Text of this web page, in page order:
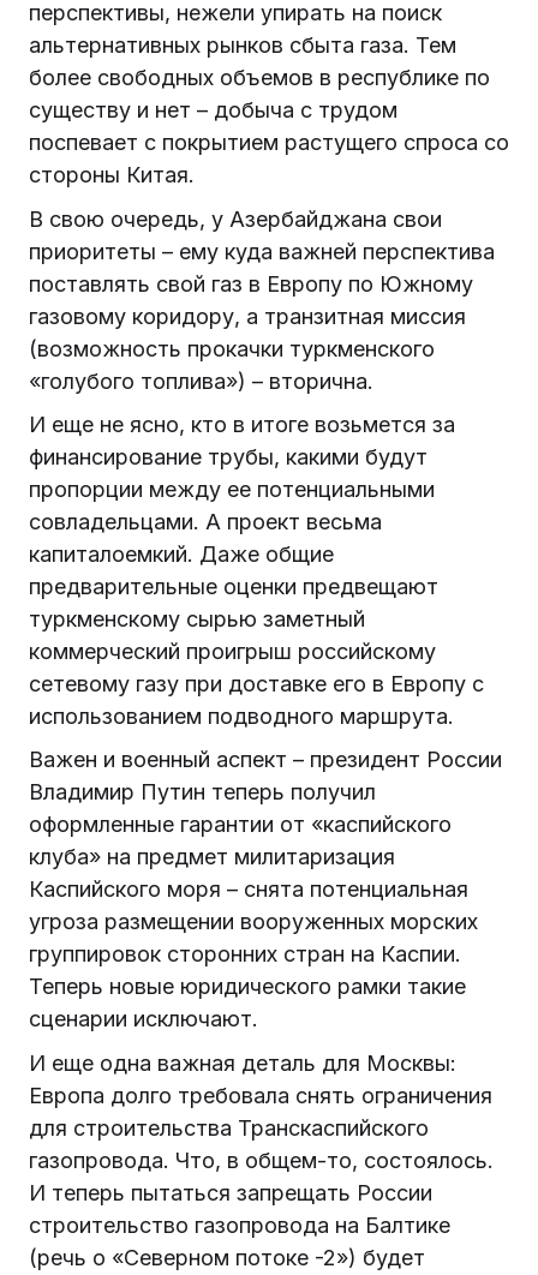
перспективы, нежели упирать на поиск
альтернативных рынков сбыта газа. Тем
более свободных объемов в республике по
существу и нет – добыча с трудом
поспевает с покрытием растущего спроса со
стороны Китая.
В свою очередь, у Азербайджана свои
приоритеты – ему куда важней перспектива
поставлять свой газ в Европу по Южному
газовому коридору, а транзитная миссия
(возможность прокачки туркменского
«голубого топлива») – вторична.
И еще не ясно, кто в итоге возьмется за
финансирование трубы, какими будут
пропорции между ее потенциальными
совладельцами. А проект весьма
капиталоемкий. Даже общие
предварительные оценки предвещают
туркменскому сырью заметный
коммерческий проигрыш российскому
сетевому газу при доставке его в Европу с
использованием подводного маршрута.
Важен и военный аспект – президент России
Владимир Путин теперь получил
оформленные гарантии от «каспийского
клуба» на предмет милитаризация
Каспийского моря – снята потенциальная
угроза размещении вооруженных морских
группировок сторонних стран на Каспии.
Теперь новые юридического рамки такие
сценарии исключают.
И еще одна важная деталь для Москвы:
Европа долго требовала снять ограничения
для строительства Транскаспийского
газопровода. Что, в общем-то, состоялось.
И теперь пытаться запрещать России
строительство газопровода на Балтике
(речь о «Северном потоке -2») будет